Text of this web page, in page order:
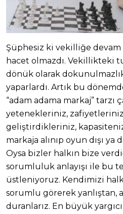
Şüphesiz ki vekilliğe
hacet olmazdı. Vekillikteki
dönük olarak dokunulmazlık
yaparlardı. Artık bu
“adam adama markaj” tarzı
yetenekleriniz,
geliştirdikleriniz,
markaja alınıp oyun dışı
Oysa bizler halkın bize
sorumluluk anlayışı ile bu
üstleniyoruz. Kendimizi
sorumlu görerek yanlıştan,
duranlarız. En büyük